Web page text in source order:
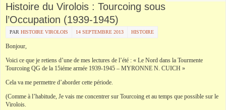
Histoire du Virolois : Tourcoing sous
l’Occupation (1939-1945)
PAR HISTOIRE VIROLOIS 14 SEPTEMBRE 2013 HISTOIRE
Bonjour,
Voici ce que je retiens d’une de mes lectures de l’été : « Le Nord dans la Tourmente
Tourcoing QG de la 15iéme armée 1939-1945 – MYRONNE N. CUICH »
Cela va me permettre d’aborder cette période.
(Comme à l’habitude, Je vais me concentrer sur Tourcoing et au temps que possible sur le
Virolois.